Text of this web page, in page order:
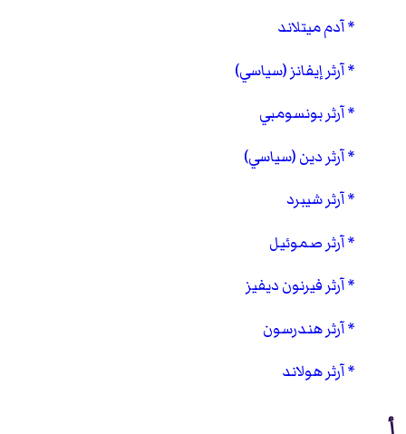
آدم ميتلاند
آرثر إيفانز (سياسي)
آرثر بونسومبي
آرثر دين (سياسي)
آرثر شيبرد
آرثر صموئيل
آرثر فيرنون ديفيز
آرثر هندرسون
آرثر هولاند